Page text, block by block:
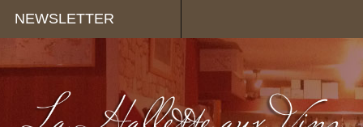
NEWSLETTER
Panneau de gestion des cookies